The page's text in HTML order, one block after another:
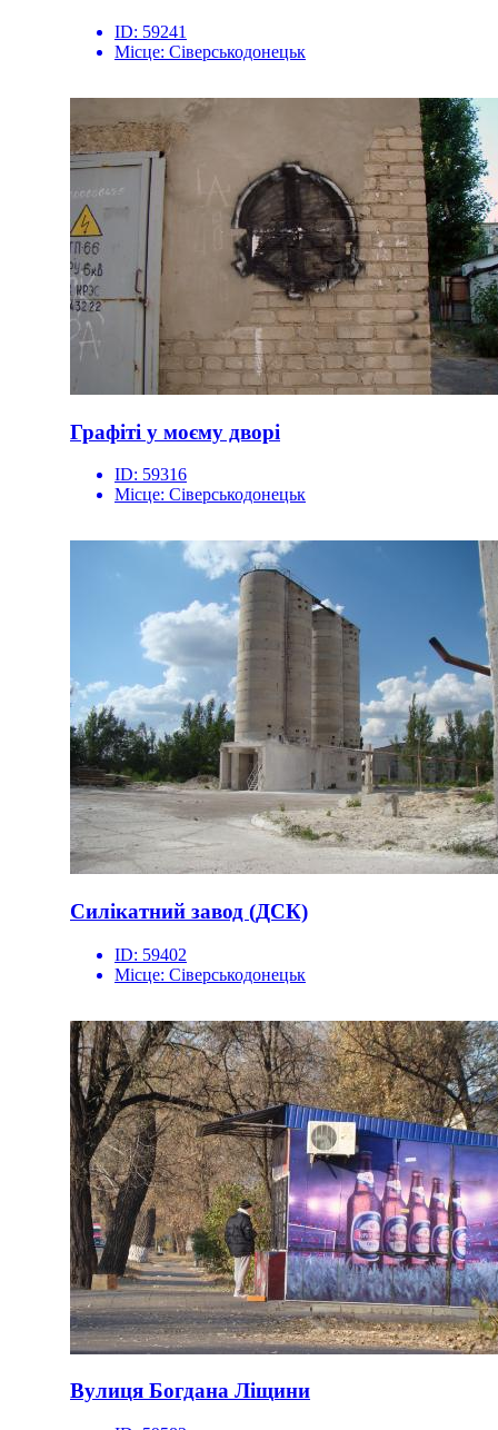
ID: 59241
Місце: Сіверськодонецьк
Графіті у моєму дворі
ID: 59316
Місце: Сіверськодонецьк
Силікатний завод (ДСК)
ID: 59402
Місце: Сіверськодонецьк
Вулиця Богдана Ліщини